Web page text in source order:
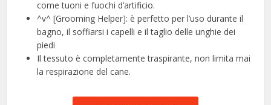
come tuoni e fuochi d’artificio.
^v^ [Grooming Helper]: è perfetto per l’uso durante il
bagno, il soffiarsi i capelli e il taglio delle unghie dei
piedi
Il tessuto è completamente traspirante, non limita mai
la respirazione del cane.